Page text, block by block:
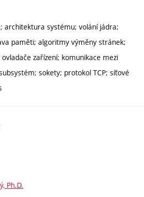
architektura systému; volání jádra;
paměti; algoritmy výměny stránek;
zařízení; komunikace mezi
sokety; protokol TCP; síťové
Ph.D.